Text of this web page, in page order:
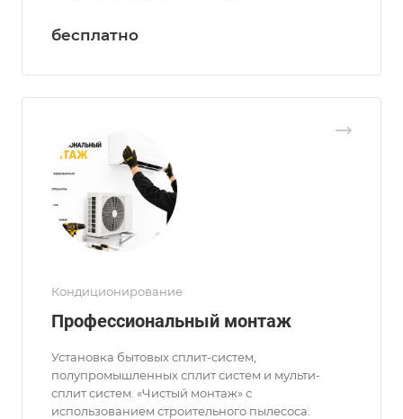
бесплатно
Кондиционирование
Профессиональный монтаж
Установка бытовых сплит-систем,
полупромышленных сплит систем и мульти-
сплит систем. «Чистый монтаж» с
использованием строительного пылесоса.